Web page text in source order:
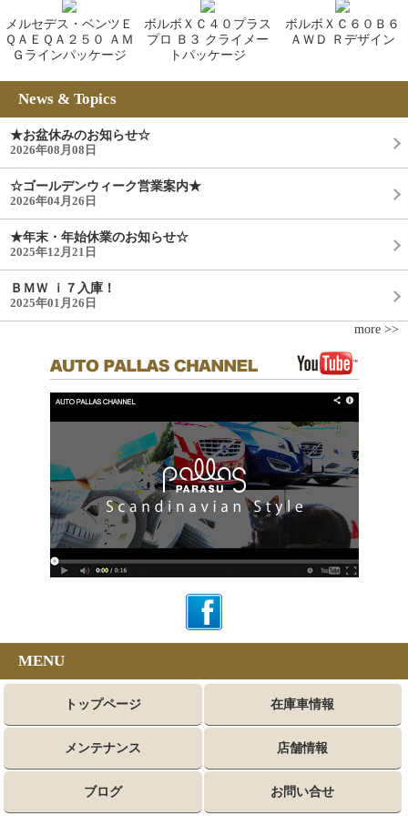
メルセデス・ベンツＥ
ＱＡＥＱＡ２５０ ＡＭ
Ｇラインパッケージ
ボルボＸＣ４０プラス
プロ Ｂ３ クライメー
トパッケージ
ボルボＸＣ６０Ｂ６
ＡＷＤ Ｒデザイン
News & Topics
★お盆休みのお知らせ☆
2026年08月08日
☆ゴールデンウィーク営業案内★
2026年04月26日
★年末・年始休業のお知らせ☆
2025年12月21日
ＢＭＷ ｉ７入庫！
2025年01月26日
more >>
MENU
トップページ 在庫車情報
メンテナンス 店舗情報
ブログ お問い合せ